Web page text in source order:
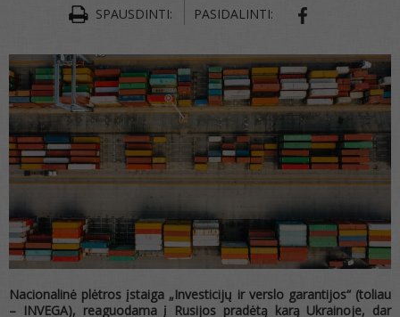
SPAUSDINTI: PASIDALINTI:
Nacionalinė plėtros įstaiga „Investicijų ir verslo garantijos“ (toliau
– INVEGA), reaguodama į Rusijos pradėtą karą Ukrainoje, dar